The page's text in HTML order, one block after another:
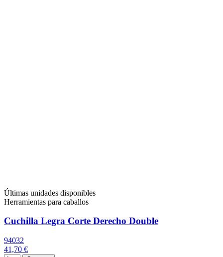
Últimas unidades disponibles
Herramientas para caballos
Cuchilla Legra Corte Derecho Double
94032
41,70 €